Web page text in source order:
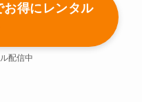
得にレンタル
配信中